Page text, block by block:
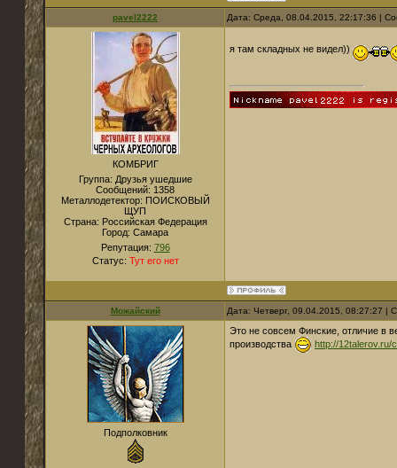
pavel2222 Дата: Среда, 08.04.2015, 22:17:36 |
КОМБРИГ
Группа: Друзья ушедшие
Сообщений: 1358
Металлодетектор: ПОИСКОВЫЙ
ЩУП
Страна: Российская Федерация
Город: Cамара
Репутация: 796
Статус: Тут его нет
я там складных не видел))
Можайский Дата: Четверг, 09.04.2015, 08:27:27 |
Подполковник
Это не совсем Финские, отличие в
производства
http://12talerov.ru/